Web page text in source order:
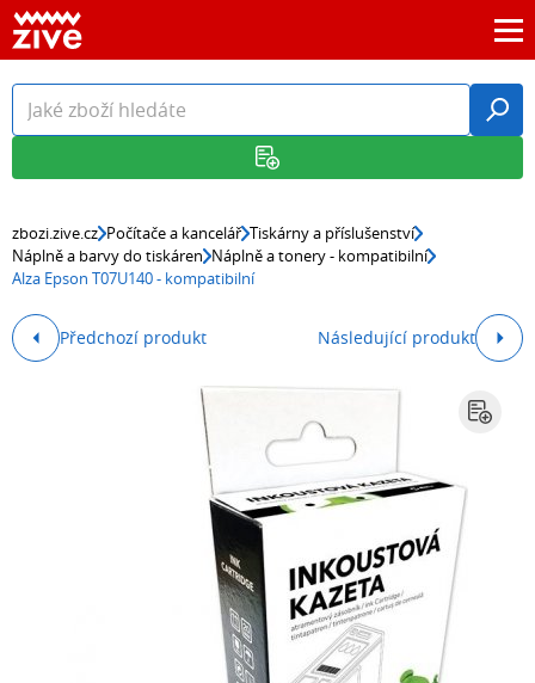
zbozi.zive.cz Počítače a kancelář Tiskárny a příslušenství
Náplně a barvy do tiskáren Náplně a tonery - kompatibilní
Alza Epson T07U140 - kompatibilní
Předchozí produkt Následující produkt